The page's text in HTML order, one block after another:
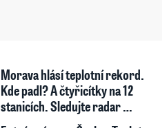
Morava hlásí teplotní rekord.
Kde padl? A čtyřicítky na 12
stanicích. Sledujte radar …